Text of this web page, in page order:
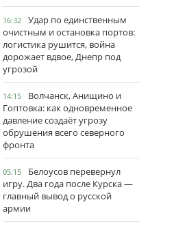
16:32
Удар по единственным
очистным и остановка портов:
логистика рушится, война
дорожает вдвое, Днепр под
угрозой
14:15
Волчанск, Анищино и
Гоптовка: как одновременное
давление создаёт угрозу
обрушения всего северного
фронта
05:15
Белоусов перевернул
игру. Два года после Курска —
главный вывод о русской
армии